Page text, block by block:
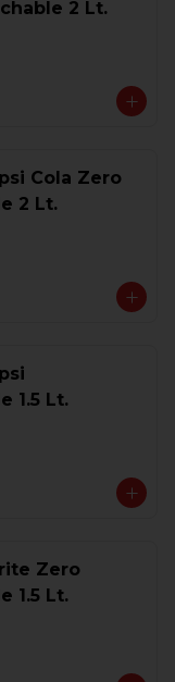
2 Lt.
Cola Zero
2 Lt.
1.5 Lt.
Zero
1.5 Lt.